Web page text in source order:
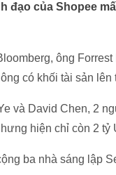
đạo của Shopee
ông
có khối tài sản lên
và David Chen, 2
hiện chỉ còn 2 tỷ
ba nhà sáng lập